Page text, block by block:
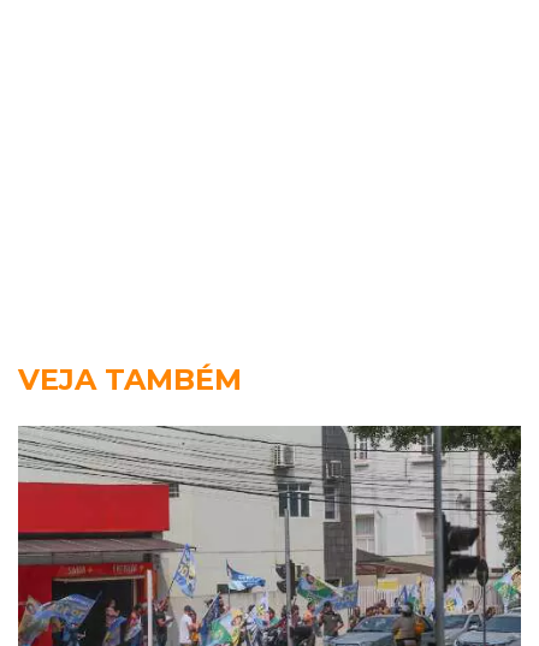
VEJA TAMBÉM